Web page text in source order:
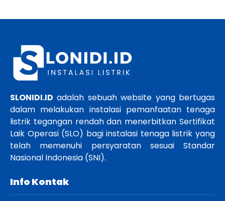
SLONIDI.ID adalah sebuah website yang bertugas
dalam melakukan instalasi pemanfaatan tenaga
listrik tegangan rendah dan menerbitkan Sertifikat
Laik Operasi (SLO) bagi instalasi tenaga listrik yang
telah memenuhi persyaratan sesuai Standar
Nasional Indonesia (SNI).
Info Kontak